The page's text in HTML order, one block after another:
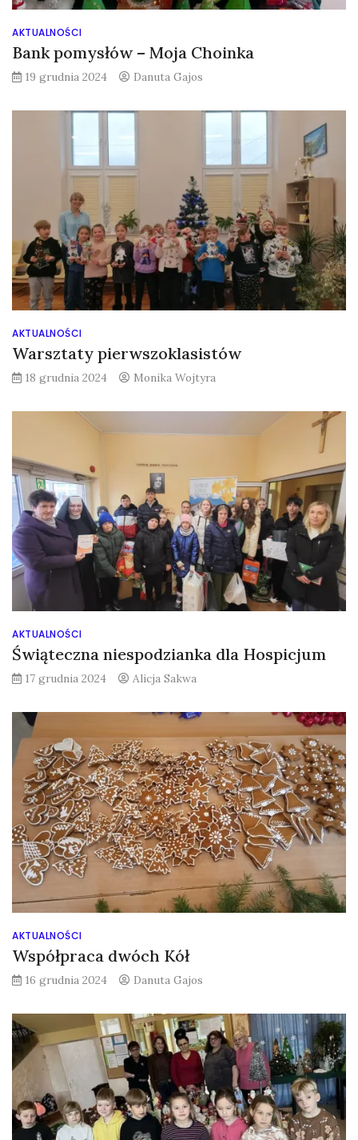
AKTUALNOŚCI
Bank pomysłów – Moja Choinka
19 grudnia 2024 Danuta Gajos
AKTUALNOŚCI
Warsztaty pierwszoklasistów
18 grudnia 2024 Monika Wojtyra
AKTUALNOŚCI
Świąteczna niespodzianka dla Hospicjum
17 grudnia 2024 Alicja Sakwa
AKTUALNOŚCI
Współpraca dwóch Kół
16 grudnia 2024 Danuta Gajos